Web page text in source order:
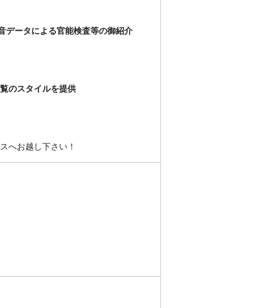
データによる官能検査等の御紹介
のスタイルを提供
へお越し下さい！